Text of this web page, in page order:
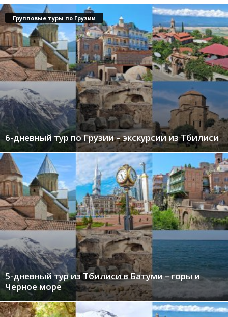
Групповые туры по Грузии
6-дневный тур по Грузии – экскурсии из Тбилиси
5-дневный тур из Тбилиси в Батуми – горы и
Черное море